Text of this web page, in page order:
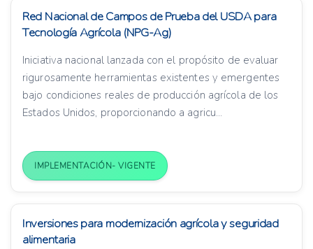
Red Nacional de Campos de Prueba del USDA para
Tecnología Agrícola (NPG-Ag)
Iniciativa nacional lanzada con el propósito de evaluar
rigurosamente herramientas existentes y emergentes
bajo condiciones reales de producción agrícola de los
Estados Unidos, proporcionando a agricu...
IMPLEMENTACIÓN- VIGENTE
Inversiones para modernización agrícola y seguridad
alimentaria